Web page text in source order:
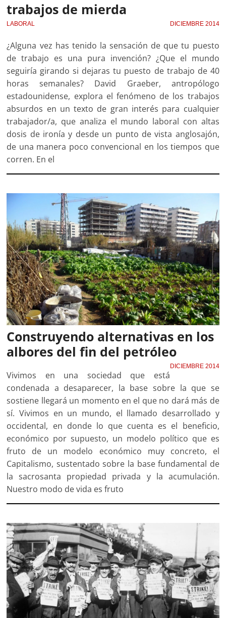
trabajos de mierda
LABORAL DICIEMBRE 2014
¿Alguna vez has tenido la sensación de que tu puesto
de trabajo es una pura invención? ¿Que el mundo
seguiría girando si dejaras tu puesto de trabajo de 40
horas semanales? David Graeber, antropólogo
estadouni­dense, explora el fenómeno de los trabajos
absurdos en un texto de gran interés para cualquier
trabajador/a, que analiza el mundo laboral con altas
dosis de ironía y desde un punto de vista anglosajón,
de una manera poco convencional en los tiempos que
corren. En el
Construyendo alternativas en los
albores del fin del petróleo
DICIEMBRE 2014
Vivimos en una sociedad que está
condenada a desaparecer, la base sobre la que se
sostiene llegará un momento en el que no dará más de
sí. Vivimos en un mundo, el llamado desarrollado y
occidental, en donde lo que cuenta es el beneficio,
económico por supuesto, un modelo político que es
fruto de un modelo económico muy concreto, el
Capitalismo, sustentado sobre la base fundamental de
la sacrosanta propiedad privada y la acumulación.
Nuestro modo de vida es fruto